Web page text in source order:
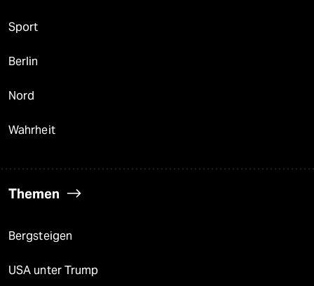
Sport
Berlin
Nord
Wahrheit
Themen
Bergsteigen
USA unter Trump